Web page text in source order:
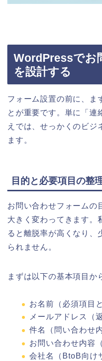
WordPressでお
を設計する
フォーム設置の前に、ま
とが重要です。単に「連
えでは、せっかくのビジ
ます。
目的と必要項目の整
お問い合わせフォームの
大きく変わってきます。
ると離脱率が高くなり、
られません。
まずは以下の基本項目か
お名前（必須項目
メールアドレス（
件名（問い合わせ
お問い合わせ内容
会社名（BtoB向け